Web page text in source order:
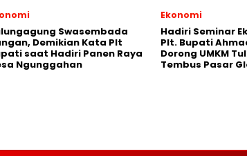
Swasembada
Demikian Kata Plt
saat Hadiri Panen Raya
Ngunggahan
Ekonomi
Hadiri Seminar
Plt. Bupati
Dorong UMKM
Tembus Pasar